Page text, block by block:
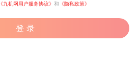
《九机网用户服务协议》 和 《隐私政策》
登 录